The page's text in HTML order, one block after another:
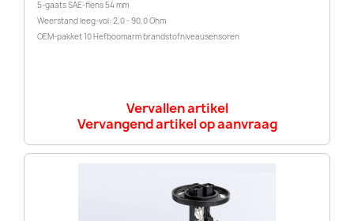
5-gaats SAE-flens 54 mm
Weerstand leeg-vol: 2,0 - 90,0 Ohm
OEM-pakket 10 Hefboomarm brandstofniveausensoren
Vervallen artikel
Vervangend artikel op aanvraag